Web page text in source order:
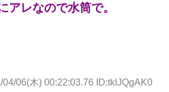
アレなので水筒で。
04/06(木) 00:22:03.76 ID:tkIJQgAK0